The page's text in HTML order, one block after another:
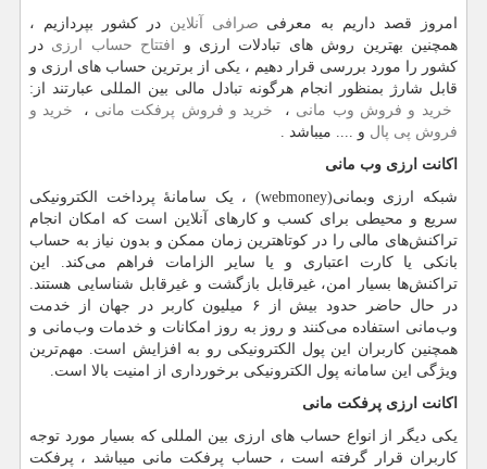
امروز قصد داریم به معرفی صرافی آنلاین در کشور بپردازیم ،
همچنین بهترین روش های تبادلات ارزی و
افتتاح حساب ارزی در
کشور را مورد بررسی قرار دهیم ، یکی از برترین حساب های ارزی و
قابل شارژ بمنظور انجام هرگونه تبادل مالی بین المللی عبارتند از:
خرید و فروش وب مانی ، خرید و فروش پرفکت مانی ،
خرید و
فروش پی پال و .... میباشد .
اکانت ارزی وب مانی
شبکه ارزی وبمانی(webmoney) ، یک سامانهٔ پرداخت الکترونیکی
سریع و محیطی برای کسب و کارهای آنلاین است که امکان انجام
تراکنش‌های مالی را در کوتاهترین زمان ممکن و بدون نیاز به حساب
بانکی یا کارت اعتباری و یا سایر الزامات فراهم می‌کند. این
تراکنش‌ها بسیار امن، غیرقابل بازگشت و غیرقابل شناسایی هستند.
در حال حاضر حدود بیش از ۶ میلیون کاربر در جهان از خدمت
وب‌مانی استفاده می‌کنند و روز به روز امکانات و خدمات وب‌مانی و
همچنین کاربران این پول الکترونیکی رو به افزایش است. مهم‌ترین
ویژگی این سامانه پول الکترونیکی برخورداری از امنیت بالا است.
اکانت ارزی پرفکت مانی
یکی دیگر از انواع حساب های ارزی بین المللی که بسیار مورد توجه
کاربران قرار گرفته است ، حساب پرفکت مانی میباشد ، پرفکت